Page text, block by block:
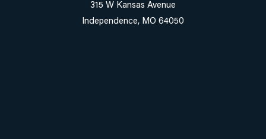
315 W Kansas Avenue
Independence, MO 64050